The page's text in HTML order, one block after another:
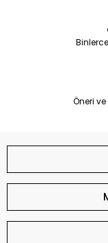
Öneri